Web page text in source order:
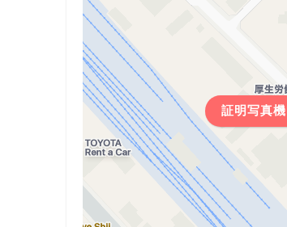
証明写真